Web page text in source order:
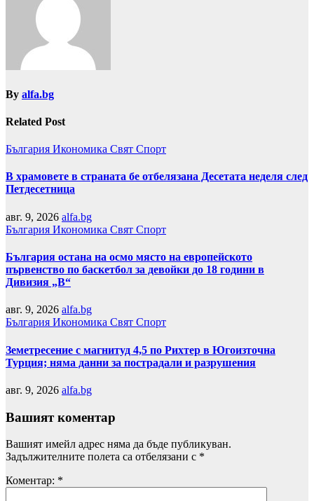
By alfa.bg
Related Post
България Икономика Свят Спорт
В храмовете в страната бе отбелязана Десетата неделя след
Петдесетница
авг. 9, 2026 alfa.bg
България Икономика Свят Спорт
България остана на осмо място на европейското
първенство по баскетбол за девойки до 18 години в
Дивизия „В“
авг. 9, 2026 alfa.bg
България Икономика Свят Спорт
Земетресение с магнитуд 4,5 по Рихтер в Югоизточна
Турция; няма данни за пострадали и разрушения
авг. 9, 2026 alfa.bg
Вашият коментар
Вашият имейл адрес няма да бъде публикуван.
Задължителните полета са отбелязани с *
Коментар: *